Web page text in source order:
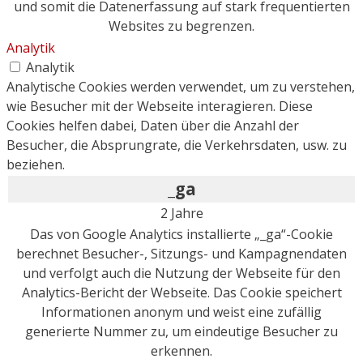
und somit die Datenerfassung auf stark frequentierten
Websites zu begrenzen.
Analytik
Analytik
Analytische Cookies werden verwendet, um zu verstehen,
wie Besucher mit der Webseite interagieren. Diese
Cookies helfen dabei, Daten über die Anzahl der
Besucher, die Absprungrate, die Verkehrsdaten, usw. zu
beziehen.
_ga
2 Jahre
Das von Google Analytics installierte „_ga“-Cookie
berechnet Besucher-, Sitzungs- und Kampagnendaten
und verfolgt auch die Nutzung der Webseite für den
Analytics-Bericht der Webseite. Das Cookie speichert
Informationen anonym und weist eine zufällig
generierte Nummer zu, um eindeutige Besucher zu
erkennen.